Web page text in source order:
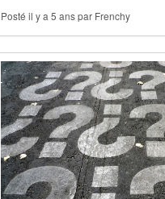
Posté il y a 5 ans par Frenchy